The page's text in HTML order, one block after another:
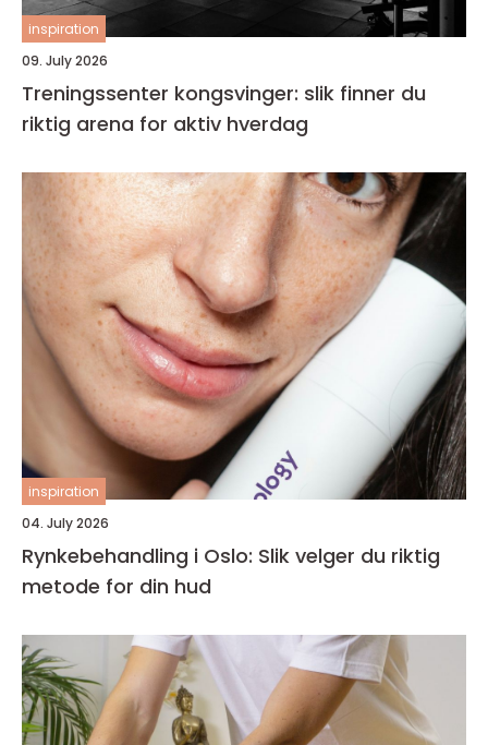
inspiration
09. July 2026
Treningssenter kongsvinger: slik finner du
riktig arena for aktiv hverdag
inspiration
04. July 2026
Rynkebehandling i Oslo: Slik velger du riktig
metode for din hud